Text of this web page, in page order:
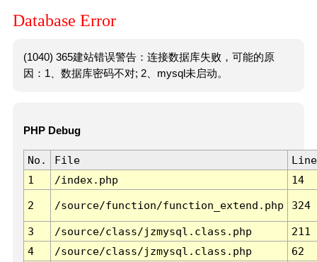
Database Error
(1040) 365建站错误警告：连接数据库失败，可能的原
因：1、数据库密码不对; 2、mysql未启动。
PHP Debug
No. File
Line
1
/index.php 14
2 /source/function/function_extend.php 324
3 /source/class/jzmysql.class.php
211
4
/source/class/jzmysql.class.php
62